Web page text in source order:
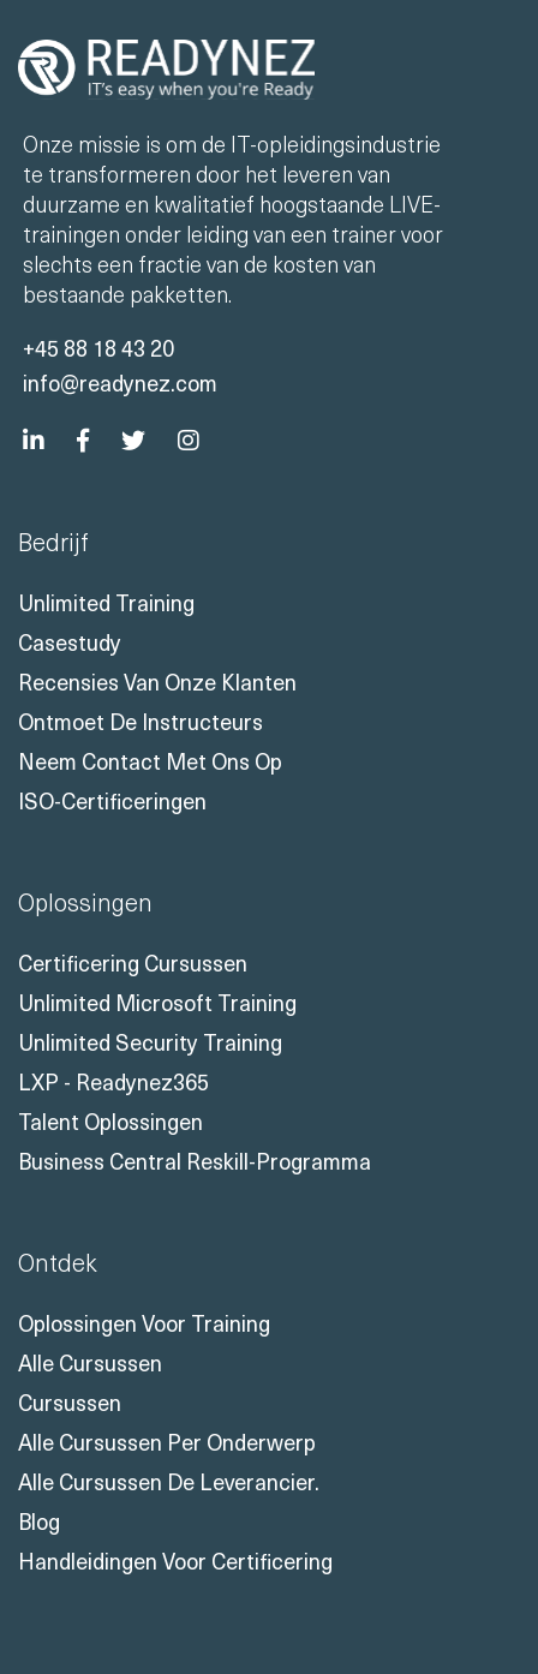
Onze missie is om de IT-opleidingsindustrie
te transformeren door het leveren van
duurzame en kwalitatief hoogstaande LIVE-
trainingen onder leiding van een trainer voor
slechts een fractie van de kosten van
bestaande pakketten.
+45 88 18 43 20
info@readynez.com
Bedrijf
Unlimited Training
Casestudy
Recensies Van Onze Klanten
Ontmoet De Instructeurs
Neem Contact Met Ons Op
ISO-Certificeringen
Oplossingen
Certificering Cursussen
Unlimited Microsoft Training
Unlimited Security Training
LXP - Readynez365
Talent Oplossingen
Business Central Reskill-Programma
Ontdek
Oplossingen Voor Training
Alle Cursussen
Cursussen
Alle Cursussen Per Onderwerp
Alle Cursussen De Leverancier.
Blog
Handleidingen Voor Certificering